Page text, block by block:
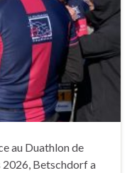
au Duathlon de
2026, Betschdorf a